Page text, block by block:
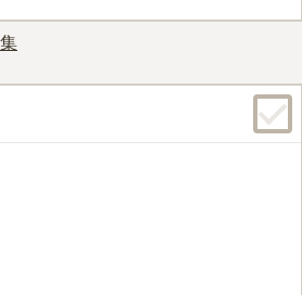
3.8 口コミ3件
寺院墓地のため静かです。お花を買うときは
のファミリーレストランとかに行けば問題な